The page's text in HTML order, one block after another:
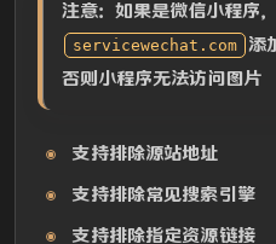
注意：如果是微信小程序
servicewechat.com
添
否则小程序无法访问图片
支持排除源站地址
支持排除常见搜索引擎
支持排除指定资源链接